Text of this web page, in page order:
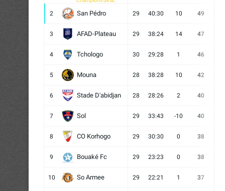
2 San Pédro 29 40:30 10 49
3 AFAD-Plateau 29 38:24 14 47
4 Tchologo 30 29:28 1 46
5 Mouna 28 38:28 10 42
6 Stade D'abidjan 28 28:26 2 40
7 Sol 29 33:43 -10 40
8 CO Korhogo 29 30:30 0 38
9 Bouaké Fc 29 23:23 0 38
10 So Armee 29 22:21 1 37